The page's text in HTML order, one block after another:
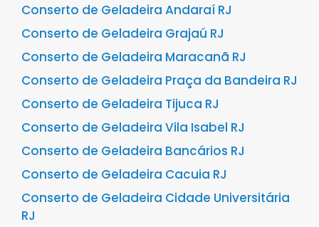
Conserto de Geladeira Andaraí RJ
Conserto de Geladeira Grajaú RJ
Conserto de Geladeira Maracanã RJ
Conserto de Geladeira Praça da Bandeira RJ
Conserto de Geladeira Tijuca RJ
Conserto de Geladeira Vila Isabel RJ
Conserto de Geladeira Bancários RJ
Conserto de Geladeira Cacuia RJ
Conserto de Geladeira Cidade Universitária
RJ